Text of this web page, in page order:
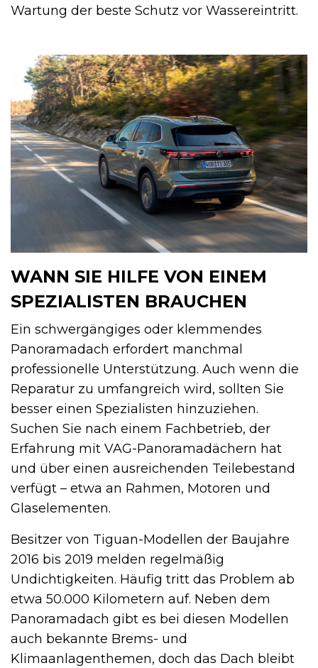
Wartung der beste Schutz vor Wassereintritt.
WANN SIE HILFE VON EINEM
SPEZIALISTEN BRAUCHEN
Ein schwergängiges oder klemmendes
Panoramadach erfordert manchmal
professionelle Unterstützung. Auch wenn die
Reparatur zu umfangreich wird, sollten Sie
besser einen Spezialisten hinzuziehen.
Suchen Sie nach einem Fachbetrieb, der
Erfahrung mit VAG-Panoramadächern hat
und über einen ausreichenden Teilebestand
verfügt – etwa an Rahmen, Motoren und
Glaselementen.
Besitzer von Tiguan-Modellen der Baujahre
2016 bis 2019 melden regelmäßig
Undichtigkeiten. Häufig tritt das Problem ab
etwa 50.000 Kilometern auf. Neben dem
Panoramadach gibt es bei diesen Modellen
auch bekannte Brems- und
Klimaanlagenthemen, doch das Dach bleibt